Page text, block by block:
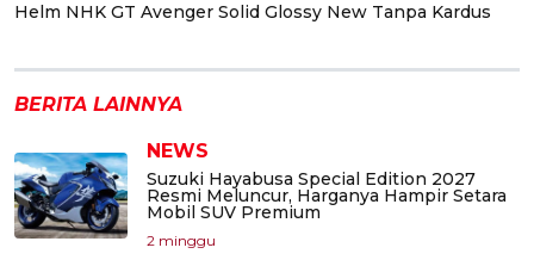
Helm NHK GT Avenger Solid Glossy New Tanpa Kardus
BERITA LAINNYA
NEWS
Suzuki Hayabusa Special Edition 2027
Resmi Meluncur, Harganya Hampir Setara
Mobil SUV Premium
2 minggu